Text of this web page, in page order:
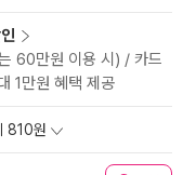
60만원 이용 시) / 카드
1만원 혜택 제공
810원